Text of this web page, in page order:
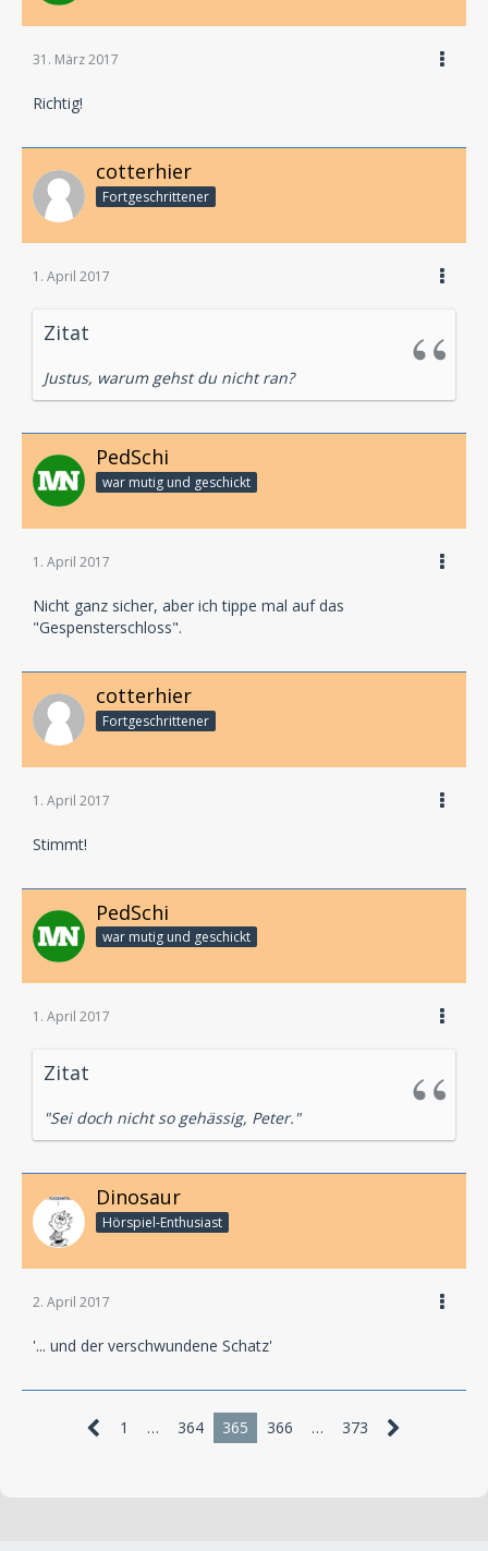
31. März 2017
Richtig!
cotterhier
Fortgeschrittener
1. April 2017
Zitat
Justus, warum gehst du nicht ran?
PedSchi
war mutig und geschickt
1. April 2017
Nicht ganz sicher, aber ich tippe mal auf das
"Gespensterschloss".
cotterhier
Fortgeschrittener
1. April 2017
Stimmt!
PedSchi
war mutig und geschickt
1. April 2017
Zitat
"Sei doch nicht so gehässig, Peter."
Dinosaur
Hörspiel-En­thu­si­ast
2. April 2017
'... und der verschwundene Schatz'
1 … 364 365 366 … 373